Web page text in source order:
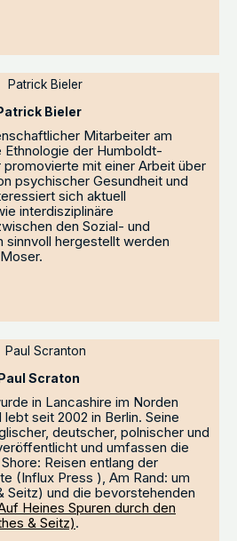
Bieler
Mitarbeiter am
Ethnologie der Humboldt-
promovierte mit einer Arbeit über
psychischer Gesundheit und
sich aktuell
interdisziplinäre
den Sozial- und
hergestellt werden
Scraton
in Lancashire im Norden
seit 2002 in Berlin. Seine
deutscher, polnischer und
und umfassen die
Reisen entlang der
(Influx Press ), Am Rand: um
Seitz) und die bevorstehenden
Heines Spuren durch den
& Seitz).